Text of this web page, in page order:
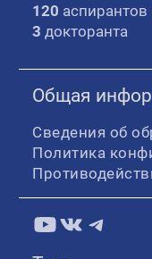
120 аспирантов
3 докторанта
Общая
Сведения об
Политика
YouTube